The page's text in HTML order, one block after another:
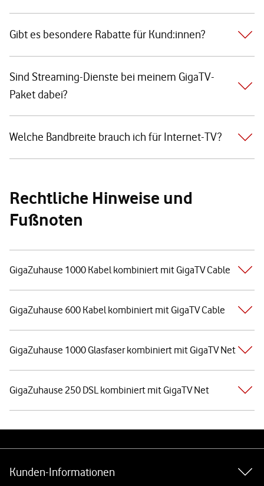
Gibt es besondere Rabatte für Kund:innen?
Sind Streaming-Dienste bei meinem GigaTV-
Paket dabei?
Welche Bandbreite brauch ich für Internet-TV?
Rechtliche Hinweise und
Fußnoten
GigaZuhause 1000 Kabel kombiniert mit GigaTV Cable
GigaZuhause 600 Kabel kombiniert mit GigaTV Cable
GigaZuhause 1000 Glasfaser kombiniert mit GigaTV Net
GigaZuhause 250 DSL kombiniert mit GigaTV Net
Kunden-Informationen